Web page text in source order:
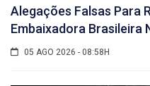
Alegações Falsas Para
Embaixadora Brasileira
05 AGO 2026 - 08:58H